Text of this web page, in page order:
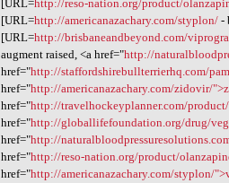
[URL=http://reso-nation.org/product/
[URL=http://americanazachary.com/styplon/ -
[URL=http://brisbaneandbeyond.com/
augment raised, <a href="http://
href="http://staffordshirebullterrierhq.com/
href="http://americanazachary.com/zidovir/
href="http://travelhockeyplanner.com/
href="http://globallifefoundation.org/drug/
href="http://
href="http://reso-nation.org/product/
href="http://americanazachary.com/styplon/